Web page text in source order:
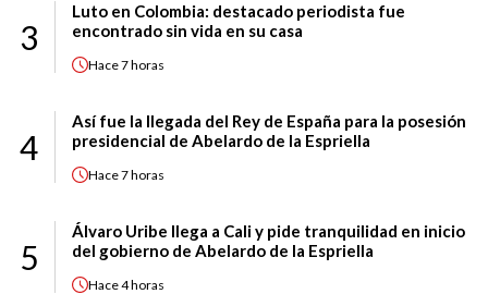
3
Luto en Colombia: destacado periodista fue
encontrado sin vida en su casa
Hace7 horas
4
Así fue la llegada del Rey de España para la posesión
presidencial de Abelardo de la Espriella
Hace7 horas
5
Álvaro Uribe llega a Cali y pide tranquilidad en inicio
del gobierno de Abelardo de la Espriella
Hace4 horas